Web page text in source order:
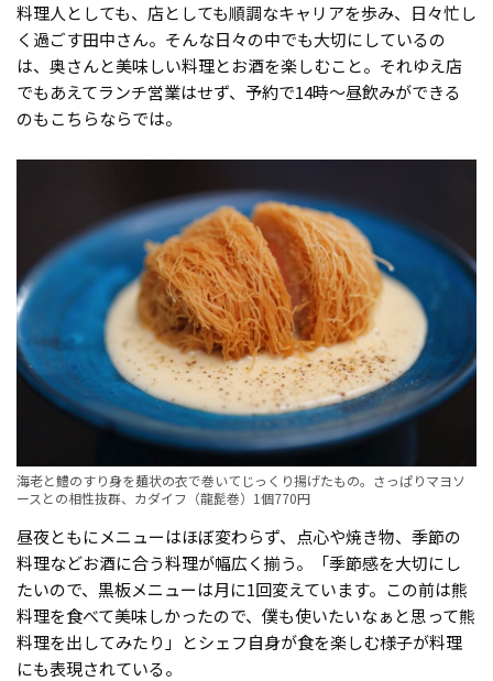
料理人としても、店としても順調なキャリアを歩み、日々忙し
く過ごす田中さん。そんな日々の中でも大切にしているの
は、奥さんと美味しい料理とお酒を楽しむこと。それゆえ店
でもあえてランチ営業はせず、予約で14時～昼飲みができる
のもこちらならでは。
海老と鱧のすり身を麺状の衣で巻いてじっくり揚げたもの。さっぱりマヨソ
ースとの相性抜群、カダイフ（龍髭巻）1個770円
昼夜ともにメニューはほぼ変わらず、点心や焼き物、季節の
料理などお酒に合う料理が幅広く揃う。「季節感を大切にし
たいので、黒板メニューは月に1回変えています。この前は熊
料理を食べて美味しかったので、僕も使いたいなぁと思って熊
料理を出してみたり」とシェフ自身が食を楽しむ様子が料理
にも表現されている。